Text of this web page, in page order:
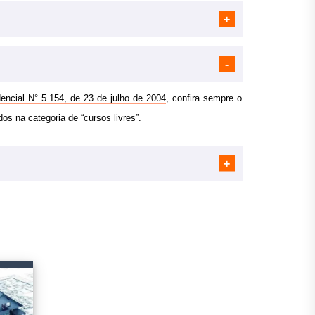
PROJETO
N° 5.154, de 23 de julho de 2004, confira sempre o
na categoria de “cursos livres”.